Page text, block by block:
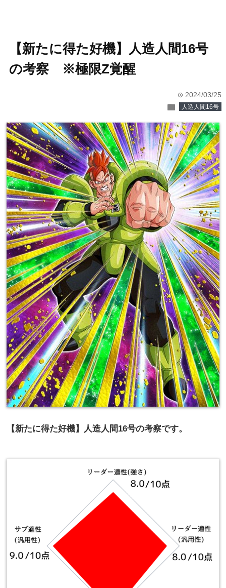
【新たに得た好機】人造人間16号
の考察 ※極限Z覚醒
time 2024/03/25
folder 人造人間16号
【新たに得た好機】人造人間16号の考察です。